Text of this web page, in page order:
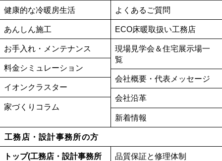
健康的な冷暖房生活
あんしん施工
お手入れ・メンテナンス
料金シミュレーション
イオンクラスター
家づくりコラム
よくあるご質問
ECO床暖取扱い工務店
現場見学会＆住宅展示場一
覧
会社概要・代表メッセージ
会社沿革
新着情報
工務店・設計事務所の方
トップ(工務店・設計事務所
品質保証と修理体制